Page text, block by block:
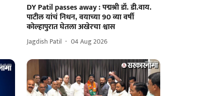
DY Patil passes away : पद्मश्री डॉ. डी.वाय.
पाटील यांचं निधन, वयाच्या 90 व्या वर्षी
कोल्हापुरात घेतला अखेरचा श्वास
Jagdish Patil 04 Aug 2026